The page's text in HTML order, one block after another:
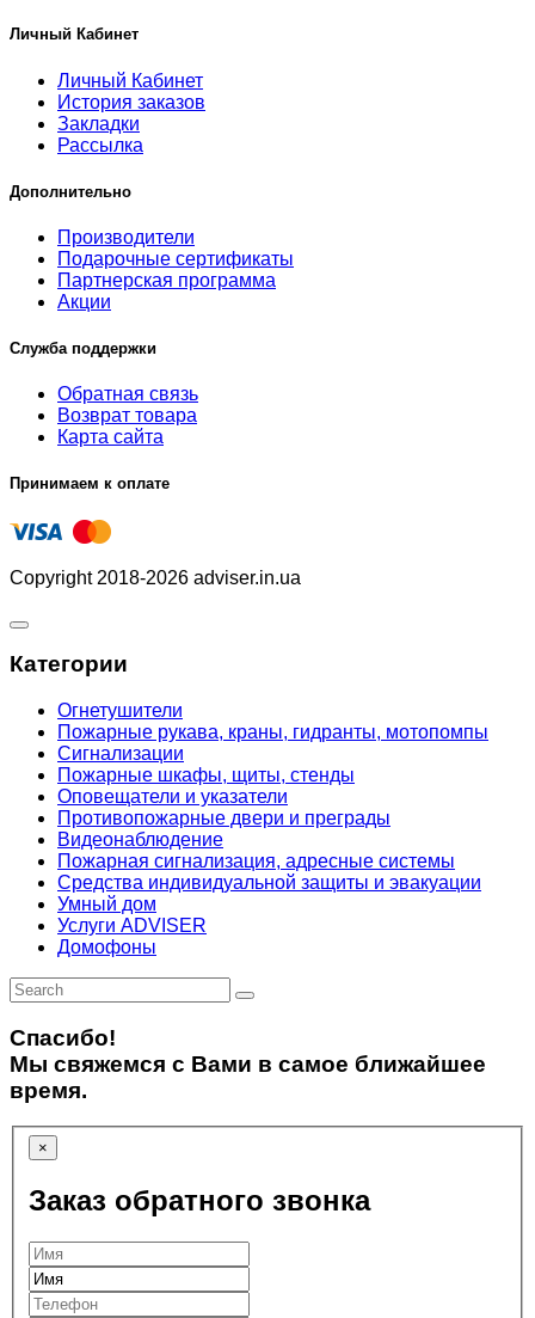
Личный Кабинет
Личный Кабинет
История заказов
Закладки
Рассылка
Дополнительно
Производители
Подарочные сертификаты
Партнерская программа
Акции
Служба поддержки
Обратная связь
Возврат товара
Карта сайта
Принимаем к оплате
Copyright 2018-2026 adviser.in.ua
Категории
Огнетушители
Пожарные рукава, краны, гидранты, мотопомпы
Сигнализации
Пожарные шкафы, щиты, стенды
Оповещатели и указатели
Противопожарные двери и преграды
Видеонаблюдение
Пожарная сигнализация, адресные системы
Средства индивидуальной защиты и эвакуации
Умный дом
Услуги ADVISER
Домофоны
Спасибо!
Мы свяжемся с Вами в самое ближайшее
время.
×
Заказ обратного звонка